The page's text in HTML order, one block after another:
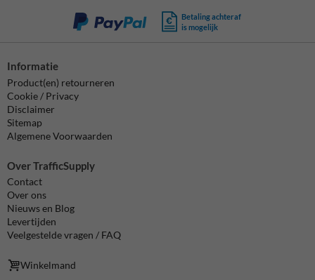
Betaling achteraf
is mogelijk
Informatie
Product(en) retourneren
Cookie / Privacy
Disclaimer
Sitemap
Algemene Voorwaarden
Over TrafficSupply
Contact
Over ons
Nieuws en Blog
Levertijden
Veelgestelde vragen / FAQ
Winkelmand